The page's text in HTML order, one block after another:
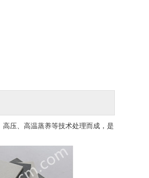
高压、高温蒸养等技术处理而成，是